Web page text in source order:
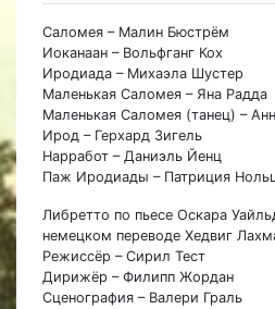
Саломея – Малин Бюстрём
Иоканаан – Вольфганг Кох
Иродиада – Михаэла Шустер
Маленькая Саломея – Яна Радда
Маленькая Саломея (танец) –
Ирод – Герхард Зигель
Нарработ – Даниэль Йенц
Паж Иродиады – Патриция
Либретто по пьесе Оскара
немецком переводе Хедвиг
Режиссёр – Сирил Тест
Дирижёр – Филипп Жордан
Сценография – Валери Граль